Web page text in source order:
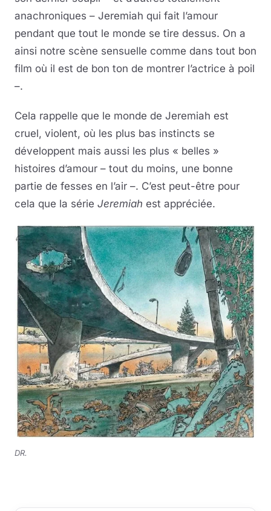
anachroniques – Jeremiah qui fait l’amour
pendant que tout le monde se tire dessus. On a
ainsi notre scène sensuelle comme dans tout bon
film où il est de bon ton de montrer l’actrice à poil
–.
Cela rappelle que le monde de Jeremiah est
cruel, violent, où les plus bas instincts se
développent mais aussi les plus « belles »
histoires d’amour – tout du moins, une bonne
partie de fesses en l’air –. C’est peut-être pour
cela que la série Jeremiah est appréciée.
DR.